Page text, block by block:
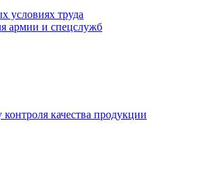
условиях труда
армии и спецслужб
качества продукции